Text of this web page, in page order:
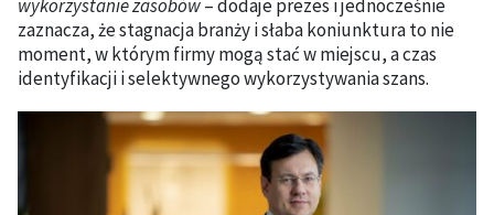
wykorzystanie zasobów– dodaje prezes i jednocześnie
zaznacza, że stagnacja branży i słaba koniunktura to nie
moment, w którym firmy mogą stać w miejscu, a czas
identyfikacji i selektywnego wykorzystywania szans.